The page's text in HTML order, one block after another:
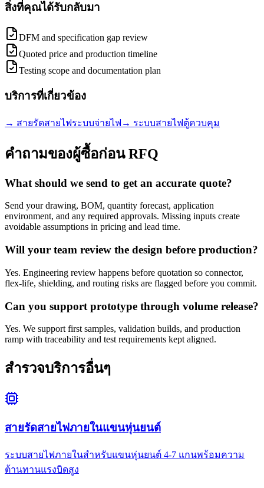
สิ่งที่คุณได้รับกลับมา
DFM and specification gap review
Quoted price and production timeline
Testing scope and documentation plan
บริการที่เกี่ยวข้อง
→ สายรัดสายไฟระบบจ่ายไฟ → ระบบสายไฟตู้ควบคุม
คำถามของผู้ซื้อก่อน RFQ
What should we send to get an accurate quote?
Send your drawing, BOM, quantity forecast, application
environment, and any required approvals. Missing inputs create
avoidable assumptions in pricing and lead time.
Will your team review the design before production?
Yes. Engineering review happens before quotation so connector,
flex-life, shielding, and routing risks are flagged before you commit.
Can you support prototype through volume release?
Yes. We support first samples, validation builds, and production
ramp with traceability and test requirements kept aligned.
สำรวจบริการอื่นๆ
สายรัดสายไฟภายในแขนหุ่นยนต์
ระบบสายไฟภายในสำหรับแขนหุ่นยนต์ 4-7 แกนพร้อมความ
ต้านทานแรงบิดสูง